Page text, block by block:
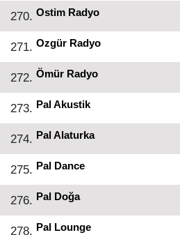
270. Ostim Radyo
271. Ozgür Radyo
272. Ömür Radyo
273. Pal Akustik
274. Pal Alaturka
275. Pal Dance
276. Pal Doğa
278. Pal Lounge